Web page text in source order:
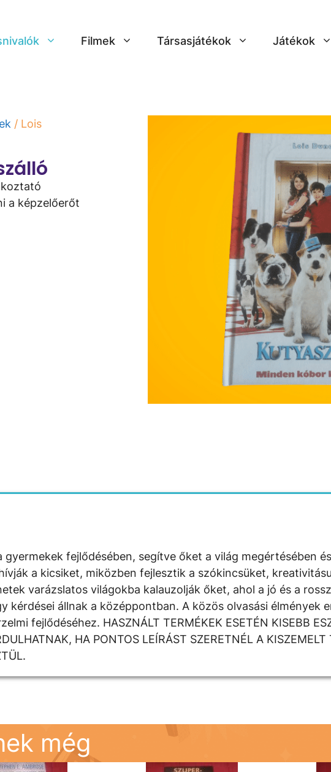
Filmek Társasjátékok Játékok
/ Lois
a képzelőerőt
fejlődésében, segítve őket a világ megértésében
a kicsiket, miközben fejlesztik a szókincsüket,
varázslatos világokba kalauzolják őket, ahol a jó és a
kérdései állnak a középpontban. A közös olvasási élmények
fejlődéséhez. HASZNÁLT TERMÉKEK ESETÉN KISEBB
HA PONTOS LEÍRÁST SZERETNÉL A KISZEMELT
még